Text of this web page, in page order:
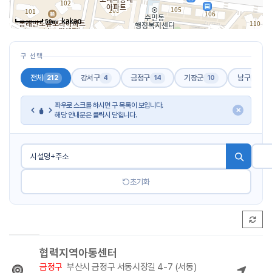
50m
구 선택
전체 212 강서구 4 금정구 14 기장군 10 남구
좌우로 스크롤 하시면 구 목록이 보입니다.
해당 안내문은 클릭시 닫힙니다.
✕
초기화
협력지역아동센터
금정구 부산시 금정구 서동시장길 4-7 (서동)